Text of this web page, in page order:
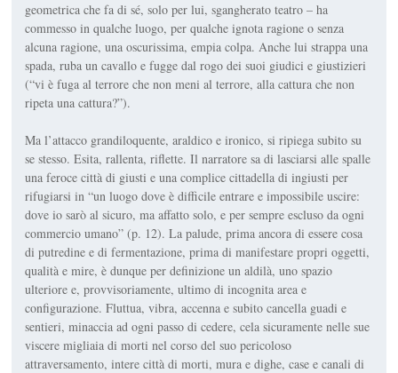
geometrica che fa di sé, solo per lui, sgangherato teatro – ha
commesso in qualche luogo, per qualche ignota ragione o senza
alcuna ragione, una oscurissima, empia colpa. Anche lui strappa una
spada, ruba un cavallo e fugge dal rogo dei suoi giudici e giustizieri
(“vi è fuga al terrore che non meni al terrore, alla cattura che non
ripeta una cattura?”).
Ma l’attacco grandiloquente, araldico e ironico, si ripiega subito su
se stesso. Esita, rallenta, riflette. Il narratore sa di lasciarsi alle spalle
una feroce città di giusti e una complice cittadella di ingiusti per
rifugiarsi in “un luogo dove è difficile entrare e impossibile uscire:
dove io sarò al sicuro, ma affatto solo, e per sempre escluso da ogni
commercio umano” (p. 12). La palude, prima anco­ra di essere cosa
di putredine e di fer­mentazione, prima di manifestare pro­pri oggetti,
qualità e mire, è dunque per definizione un aldilà, uno spazio
ulteriore e, provvisoriamente, ultimo di incognita area e
configurazione. Fluttua, vibra, accenna e subito can­cella guadi e
sentieri, minaccia ad ogni passo di cedere, cela sicuramente nelle sue
viscere migliaia di morti nel corso del suo pericoloso
attraversamento, intere città di morti, mura e dighe, case e canali di